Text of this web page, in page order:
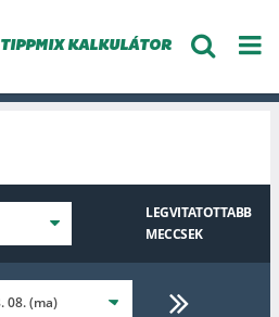
TIPPMIX KALKULÁTOR
LEGVITATOTTABB
MECCSEK